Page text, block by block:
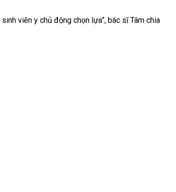
viên y chủ động chọn lựa”, bác sĩ Tâm chia